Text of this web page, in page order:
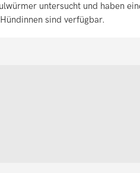
untersucht und haben
sind verfügbar.